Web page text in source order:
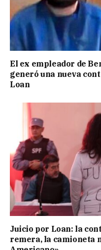
El ex empleador de
generó una nueva
Loan
Juicio por Loan: la
remera, la camioneta